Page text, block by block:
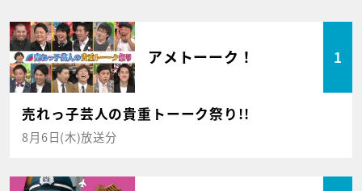
アメトーーク！ 1
売れっ子芸人の貴重トーーク祭り!!
8月6日(木)放送分